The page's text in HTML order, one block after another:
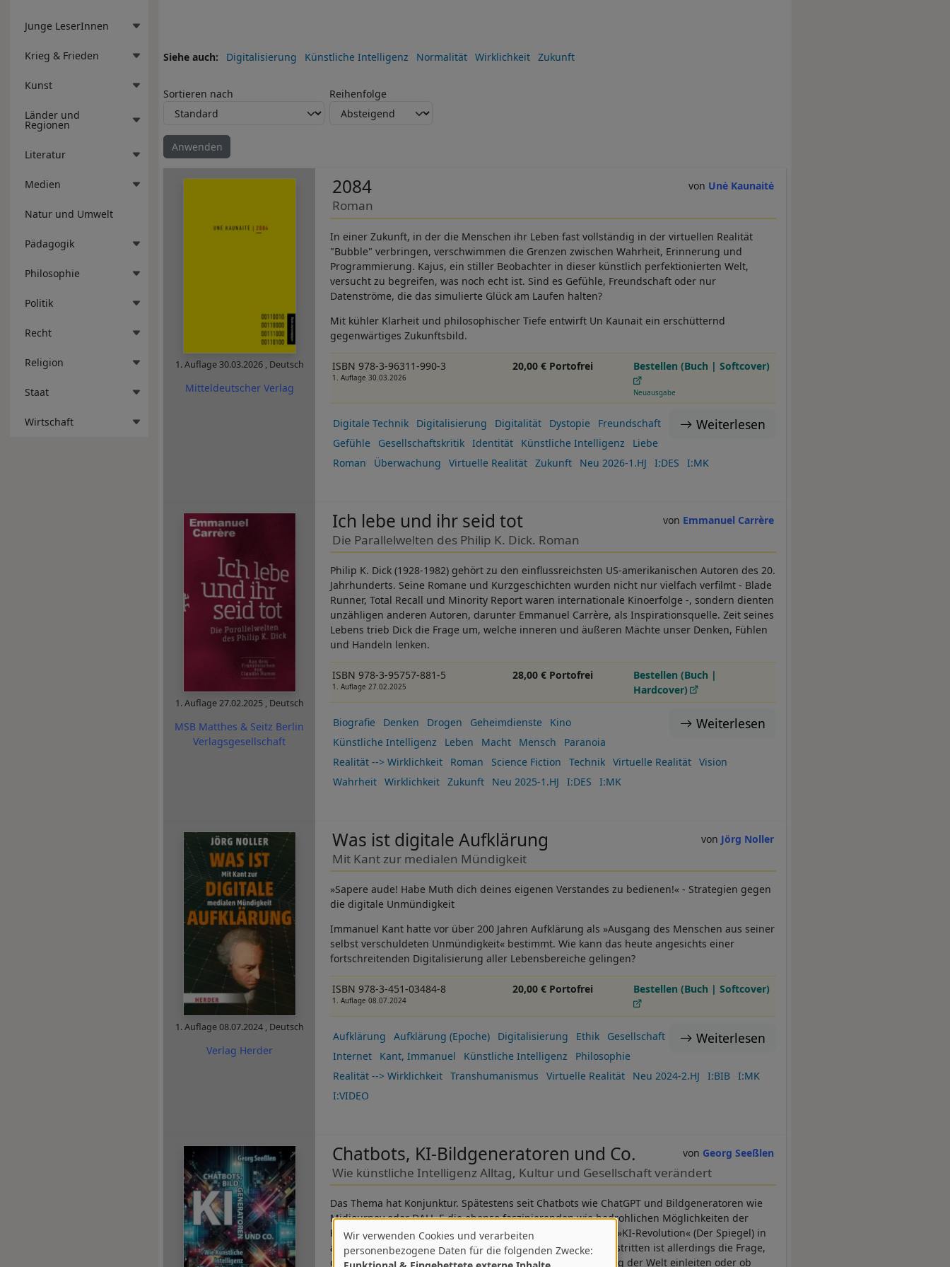
Junge LeserInnen
Krieg & Frieden
Kunst
Länder und
Regionen
Literatur
Medien
Natur und Umwelt
Pädagogik
Philosophie
Politik
Recht
Religion
Staat
Wirtschaft
Siehe auch Digitalisierung Künstliche Intelligenz Normalität Wirklichkeit Zukunft
Sortieren nach Reihenfolge
1. Auflage 30.03.2026 , Deutsch
Mitteldeutscher Verlag
Unė Kaunaitė
2084
Roman
In einer Zukunft, in der die Menschen ihr Leben fast vollständig in der virtuellen Realität
"Bubble" verbringen, verschwimmen die Grenzen zwischen Wahrheit, Erinnerung und
Programmierung. Kajus, ein stiller Beobachter in dieser künstlich perfektionierten Welt,
versucht zu begreifen, was noch echt ist. Sind es Gefühle, Freundschaft oder nur
Datenströme, die das simulierte Glück am Laufen halten?
Mit kühler Klarheit und philosophischer Tiefe entwirft Un Kaunait ein erschütternd
gegenwärtiges Zukunftsbild.
ISBN 978-3-96311-990-3
1. Auflage 30.03.2026
20,00 € Portofrei Bestellen (Buch | Softcover)
Neuausgabe
Weiterlesen
Digitale Technik Digitalisierung Digitalität Dystopie
Freundschaft
Gefühle
Gesellschaftskritik Identität Künstliche Intelligenz
Liebe
Roman
Überwachung Virtuelle Realität Zukunft Neu 2026-1.HJ I:DES I:MK
1. Auflage27.02.2025 , Deutsch
MSB Matthes & Seitz Berlin
Verlagsgesellschaft
Emmanuel Carrère
Ich lebe und ihr seid tot
Die Parallelwelten des Philip K. Dick. Roman
Philip K. Dick (1928-1982) gehört zu den einflussreichsten US-amerikanischen Autoren des 20.
Jahrhunderts. Seine Romane und Kurzgeschichten wurden nicht nur vielfach verfilmt - Blade
Runner, Total Recall und Minority Report waren internationale Kinoerfolge -, sondern dienten
unzähligen anderen Autoren, darunter Emmanuel Carrère, als Inspirationsquelle. Zeit seines
Lebens trieb Dick die Frage um, welche inneren und äußeren Mächte unser Denken, Fühlen
und Handeln lenken.
ISBN 978-3-95757-881-5
1. Auflage 27.02.2025
28,00 € Portofrei
Bestellen (Buch |
Hardcover)
Weiterlesen
Biografie Denken Drogen Geheimdienste
Kino
Künstliche Intelligenz
Leben Macht Mensch
Paranoia
Realität --> Wirklichkeit
Roman Science Fiction Technik Virtuelle Realität
Vision
Wahrheit
Wirklichkeit Zukunft Neu 2025-1.HJ I:DES I:MK
1. Auflage08.07.2024 , Deutsch
Verlag Herder
Jörg Noller
Was ist digitale Aufklärung
Mit Kant zur medialen Mündigkeit
»Sapere aude! Habe Muth dich deines eigenen Verstandes zu bedienen!« - Strategien gegen
die digitale Unmündigkeit
Immanuel Kant hatte vor über 200 Jahren Aufklärung als »Ausgang des Menschen aus seiner
selbst verschuldeten Unmündigkeit« bestimmt. Wie kann das heute angesichts einer
fortschreitenden Digitalisierung aller Lebensbereiche gelingen?
ISBN 978-3-451-03484-8
1. Auflage 08.07.2024
20,00 € Portofrei Bestellen (Buch | Softcover)
Weiterlesen
Aufklärung Aufklärung (Epoche) Digitalisierung Ethik
Gesellschaft
Internet
Kant, Immanuel Künstliche Intelligenz
Philosophie
Realität --> Wirklichkeit
Transhumanismus Virtuelle Realität Neu 2024-2.HJ I:BIB
I:MK
I:VIDEO
Georg Seeßlen
Chatbots, KI-Bildgeneratoren und Co.
Wie künstliche Intelligenz Alltag, Kultur und Gesellschaft verändert
Das Thema hat Konjunktur. Spätestens seit Chatbots wie ChatGPT und Bildgeneratoren wie
Midjourney oder DALL-E die ebenso faszinierenden wie bedrohlichen Möglichkeiten der
Künstlichen Intelligenz eindrucksvoll demonstrieren, ist die »KI-Revolution« (Der Spiegel) in
aller Munde. Die KI-Zukunft hat indes längst begonnen. Umstritten ist allerdings die Frage,
ob die weitere Entwicklung von KI-Systemen eher die Rettung der Welt einleiten oder ob
Verwendung
Wir verwenden Cookies und verarbeiten
personenbezogene Daten für die folgenden Zwecke: